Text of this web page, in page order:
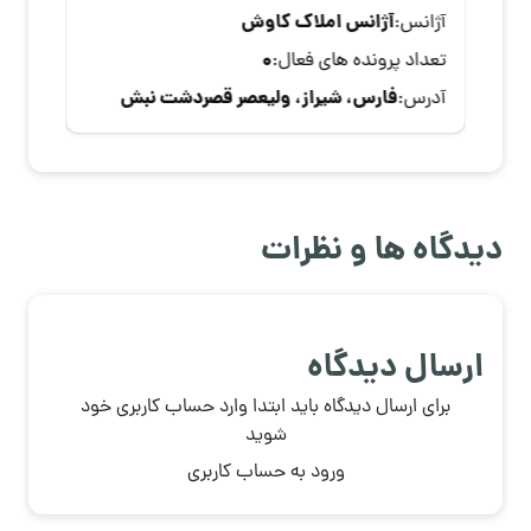
آژانس:آژانس املاک کاوش
تعداد پرونده های فعال:0
آدرس:فارس، شیراز، ولیعصر قصردشت نبش
کوچه 24
دیدگاه ها و نظرات
ارسال دیدگاه
برای ارسال دیدگاه باید ابتدا وارد حساب کاربری خود
شوید
ورود به حساب کاربری